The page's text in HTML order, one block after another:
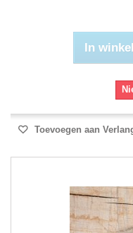
In
Toevoegen aan